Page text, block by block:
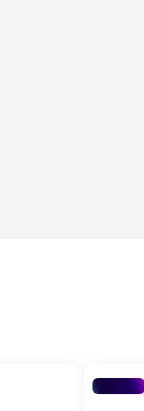
1U09TL5FRA